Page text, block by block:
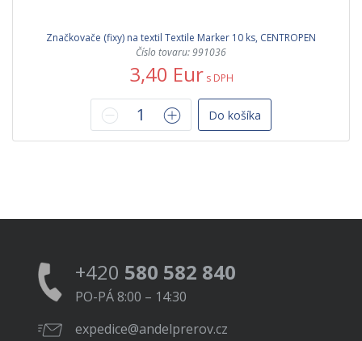
Značkovače (fixy) na textil Textile Marker 10 ks, CENTROPEN
Číslo tovaru: 991036
3,40 Eur s DPH
Do košíka
+420 580 582 840
PO-PÁ 8:00 – 14:30
expedice@andelprerov.cz